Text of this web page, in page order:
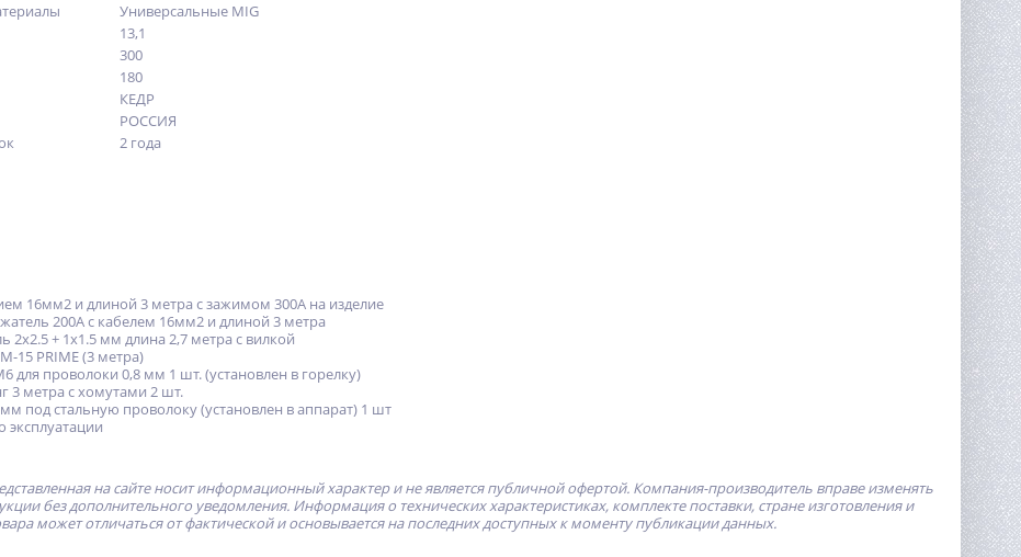
Универсальные MIG
13,1
300
180
КЕДР
РОССИЯ
2 года
16мм2 и длиной 3 метра с зажимом 300А на изделие
200А с кабелем 16мм2 и длиной 3 метра
2х2.5 + 1х1.5 мм длина 2,7 метра с вилкой
15 PRIME (3 метра)
для проволоки 0,8 мм 1 шт. (установлен в горелку)
3 метра с хомутами 2 шт.
мм под стальную проволоку (установлен в аппарат) 1 шт
эксплуатации
на сайте носит информационный характер и не является публичной офертой. Компания-производитель вправе изменять
без дополнительного уведомления. Информация о технических характеристиках, комплекте поставки, стране изготовления и
может отличаться от фактической и основывается на последних доступных к моменту публикации данных.